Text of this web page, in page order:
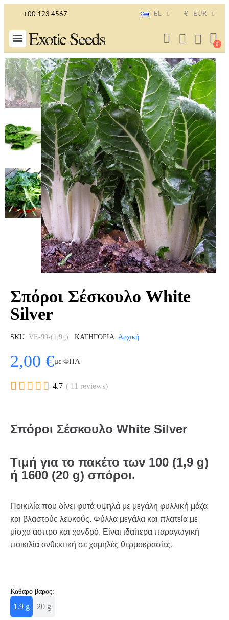
+00 123 4567 EL € EUR
Exotic Seeds
Σπόροι Σέσκουλο White
Silver
SKU VE-99-(1,9g) ΚΑΤΗΓΟΡΊΑ Αρχική
2,00 €με ΦΠΑ
     4.7 ( 11 reviews)
Σπόροι Σέσκουλο White Silver
Τιμή για το πακέτο των 100 (1,9 g)
ή 1600 (20 g) σπόροι.
Ποικιλία που δίνει φυτά υψηλά με μεγάλη φυλλική μάζα
και βλαστούς λευκούς. Φύλλα μεγάλα και πλατεία με
μίσχο άσπρο και χονδρό. Είναι ιδαίτερα παραγωγική
ποικιλία ανθεκτική σε χαμηλές θερμοκρασίες.
Καθαρό βάρος:
1.9 g 20 g